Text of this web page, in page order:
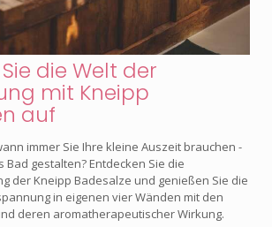
die Welt der
mit Kneipp
auf
immer Sie Ihre kleine Auszeit brauchen -
gestalten? Entdecken Sie die
der Kneipp Badesalze und genießen Sie die
in eigenen vier Wänden mit den
deren aromatherapeutischer Wirkung.